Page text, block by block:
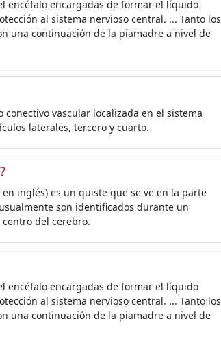
encéfalo encargadas de formar el líquido
al sistema nervioso central. ... Tanto los
una continuación de la piamadre a nivel de
vascular localizada en el sistema
laterales, tercero y cuarto.
inglés) es un quiste que se ve en la parte
son identificados durante un
del cerebro.
encéfalo encargadas de formar el líquido
al sistema nervioso central. ... Tanto los
una continuación de la piamadre a nivel de